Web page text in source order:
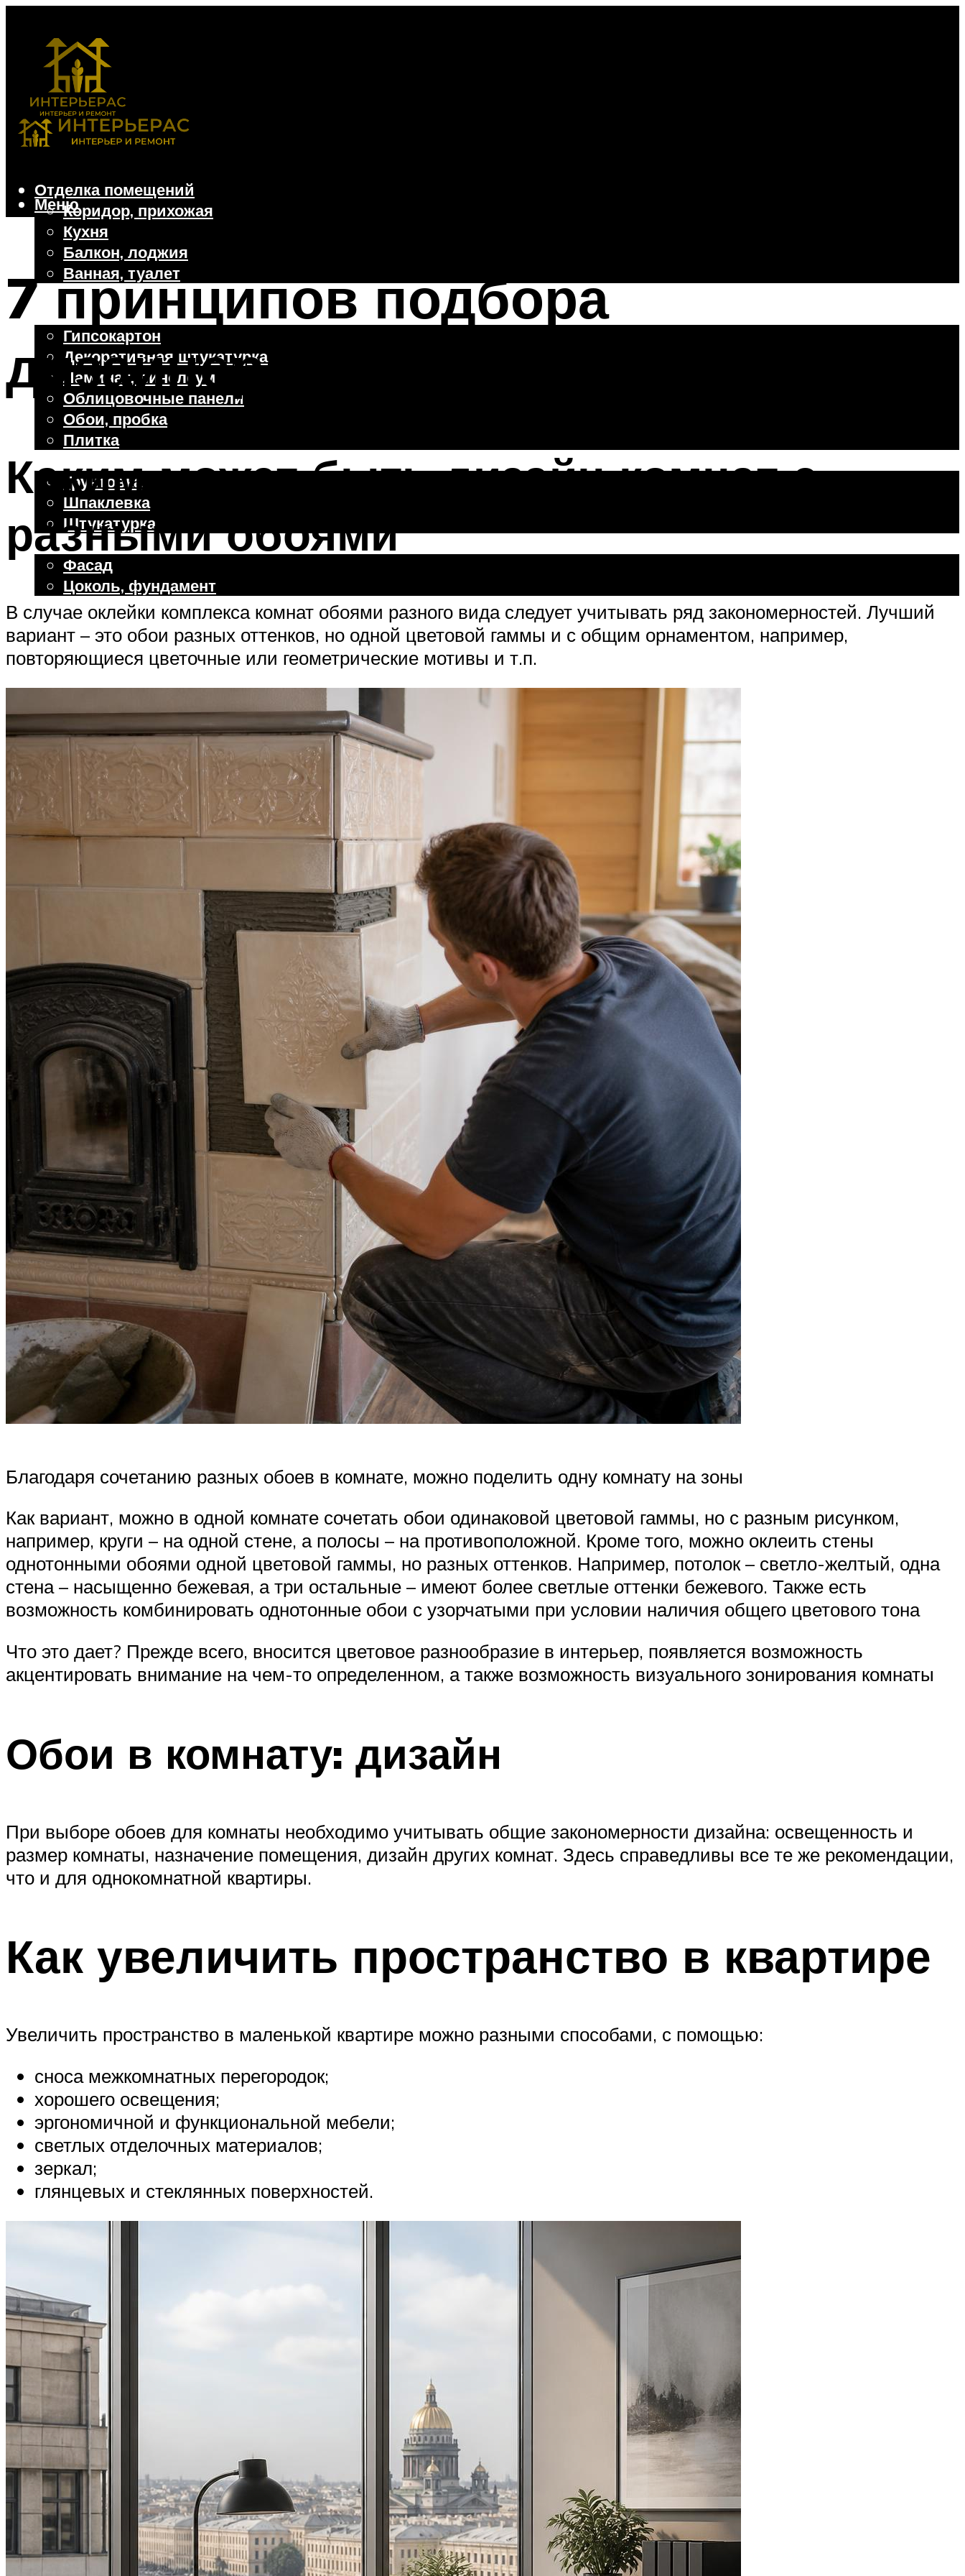
Отделка помещений
Коридор, прихожая
Кухня
Балкон, лоджия
Ванная, туалет
Дачные и частные дома
Отделочные материалы
Гипсокартон
Декоративная штукатурка
Ламинат, линолеум
Облицовочные панели
Обои, пробка
Плитка
Грунтовка
Шпаклевка
Штукатурка
Внешняя отделка
Фасад
Цоколь, фундамент
Меню
Меню
7 принципов подбора
дизайнерских обоев
Каким может быть дизайн комнат с
разными обоями
В случае оклейки комплекса комнат обоями разного вида следует учитывать ряд закономерностей. Лучший
вариант – это обои разных оттенков, но одной цветовой гаммы и с общим орнаментом, например,
повторяющиеся цветочные или геометрические мотивы и т.п.
Благодаря сочетанию разных обоев в комнате, можно поделить одну комнату на зоны
Как вариант, можно в одной комнате сочетать обои одинаковой цветовой гаммы, но с разным рисунком,
например, круги – на одной стене, а полосы – на противоположной. Кроме того, можно оклеить стены
однотонными обоями одной цветовой гаммы, но разных оттенков. Например, потолок – светло-желтый, одна
стена – насыщенно бежевая, а три остальные – имеют более светлые оттенки бежевого. Также есть
возможность комбинировать однотонные обои с узорчатыми при условии наличия общего цветового тона
Что это дает? Прежде всего, вносится цветовое разнообразие в интерьер, появляется возможность
акцентировать внимание на чем-то определенном, а также возможность визуального зонирования комнаты
Обои в комнату: дизайн
При выборе обоев для комнаты необходимо учитывать общие закономерности дизайна: освещенность и
размер комнаты, назначение помещения, дизайн других комнат. Здесь справедливы все те же рекомендации,
что и для однокомнатной квартиры.
Как увеличить пространство в квартире
Увеличить пространство в маленькой квартире можно разными способами, с помощью:
сноса межкомнатных перегородок;
хорошего освещения;
эргономичной и функциональной мебели;
светлых отделочных материалов;
зеркал;
глянцевых и стеклянных поверхностей.